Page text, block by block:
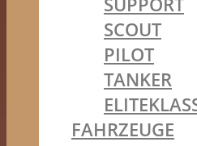
SCOUT
PILOT
TANKER
FAHRZEUGE